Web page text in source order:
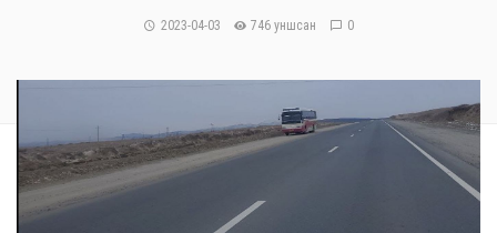
2023-04-03 746 уншсан 0